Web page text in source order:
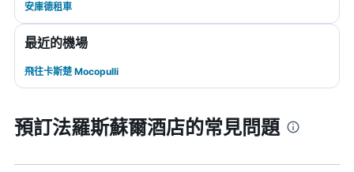
安庫德租車
最近的機場
飛往卡斯楚 Mocopulli
預訂法羅斯蘇爾酒店的常見問題